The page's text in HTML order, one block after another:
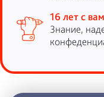
16 лет с
Знание,